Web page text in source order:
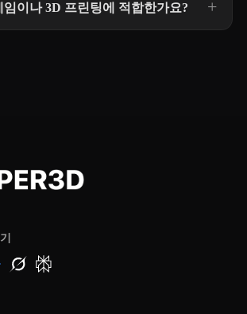
임이나 3D 프린팅에 적합한가요?